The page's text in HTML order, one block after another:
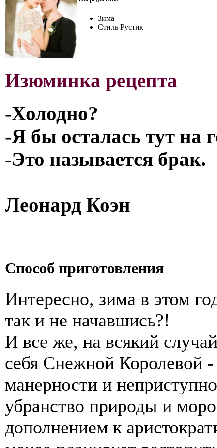
Зима
Стиль Рустик
Изюминка рецепта
-Холодно?
-Я бы осталась тут на
-Это называется брак.
Леонард Коэн
Способ приготовления
Интересно, зима в этом
так и не начавшись?!
И все же, на всякий
себя Снежной Королевой
манерности и
убранство природы и
дополнением к